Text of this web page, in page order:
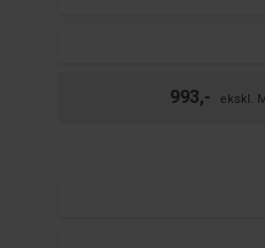
993,-